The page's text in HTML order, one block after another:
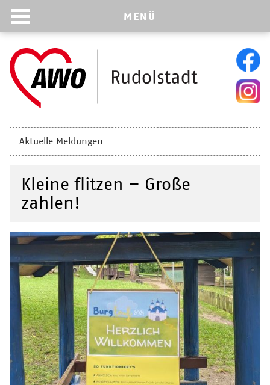
Navigation
überspringen
Aktuelle Meldungen
Kleine flitzen – Große
zahlen!
MENÜ